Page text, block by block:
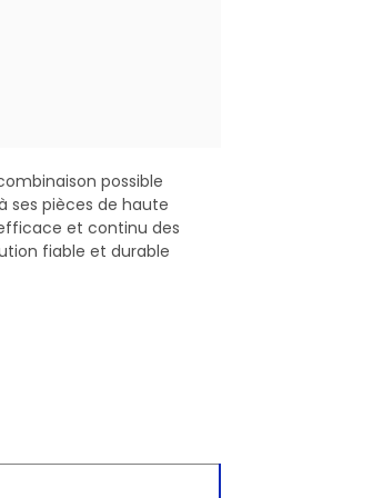
possible
ses pièces de haute
et continu des
fiable et durable
250
100/250/500
100